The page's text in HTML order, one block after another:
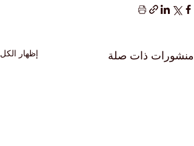
منشورات ذات صلة إظهار الكل